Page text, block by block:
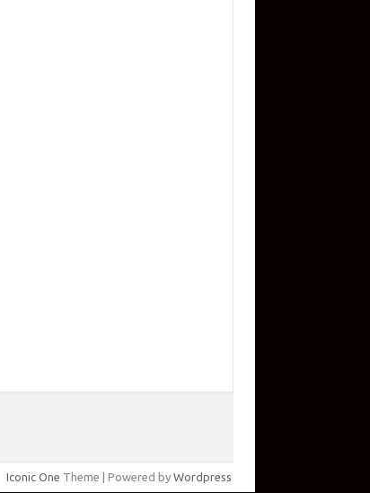
Iconic One Theme | Powered by Wordpress